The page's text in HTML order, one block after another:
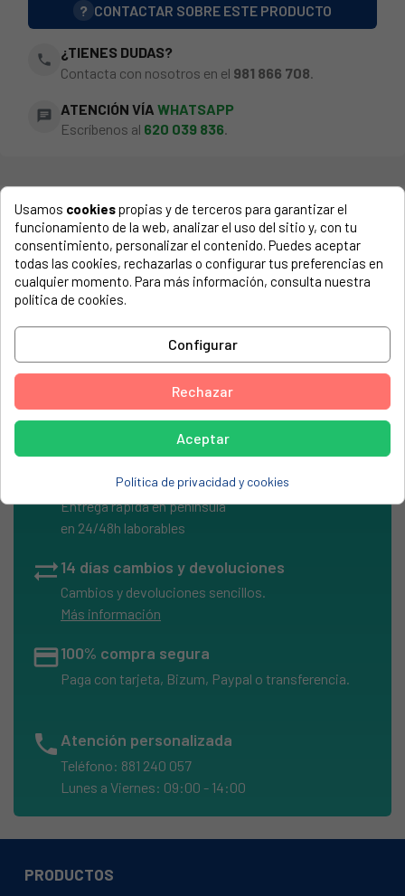
? CONTACTAR SOBRE ESTE PRODUCTO
phone
¿TIENES DUDAS?
Contacta con nosotros en el 981 866 708
chat ATENCIÓN VÍA WHATSAPP
Escríbenos al 620 039 836.
COMPATIBLE CON...
El número de modelo lo encontrarás en la etiqueta de tu
electrodoméstico. Suele estar formado por números y
letras.
CORREDERA MANGO SUPERIOR ALZA
Envíos Express
Entrega rápida en península
en 24/48h laborables
sync_alt14 días cambios y devoluciones
Cambios y devoluciones sencillos.
Más información
credit_card100% compra segura
Paga con tarjeta, Bizum, Paypal o transferencia.
phone Atención personalizada
Teléfono: 881 240 057
Lunes a Viernes: 09:00 - 14:00
PRODUCTOS
Usamos cookiespropias y de terceros para garantizar el
funcionamiento de la web, analizar el uso del sitio y, con tu
consentimiento, personalizar el contenido. Puedes aceptar
todas las cookies, rechazarlas o configurar tus preferencias en
cualquier momento. Para más información, consulta nuestra
política de cookies.
Configurar
Rechazar
Aceptar
Política de privacidad y cookies